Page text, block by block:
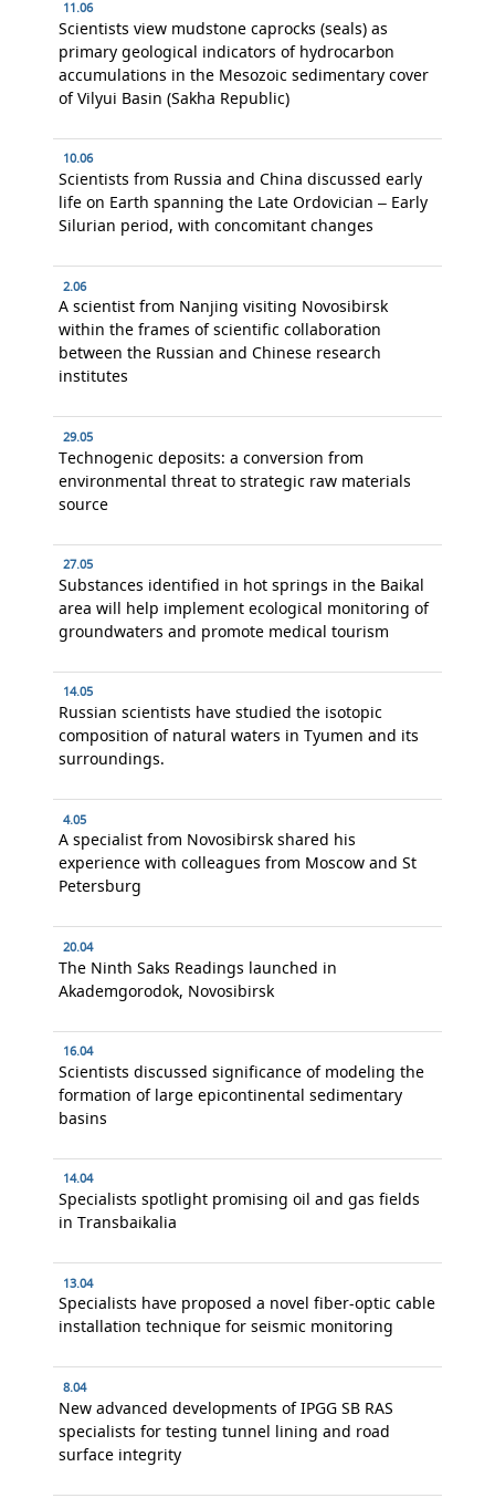
11.06
Scientists view mudstone caprocks (seals) as
primary geological indicators of hydrocarbon
accumulations in the Mesozoic sedimentary cover
of Vilyui Basin (Sakha Republic)
10.06
Scientists from Russia and China discussed early
life on Earth spanning the Late Ordovician – Early
Silurian period, with concomitant changes
2.06
A scientist from Nanjing visiting Novosibirsk
within the frames of scientific collaboration
between the Russian and Chinese research
institutes
29.05
Technogenic deposits: a conversion from
environmental threat to strategic raw materials
source
27.05
Substances identified in hot springs in the Baikal
area will help implement ecological monitoring of
groundwaters and promote medical tourism
14.05
Russian scientists have studied the isotopic
composition of natural waters in Tyumen and its
surroundings.
4.05
A specialist from Novosibirsk shared his
experience with colleagues from Moscow and St
Petersburg
20.04
The Ninth Saks Readings launched in
Akademgorodok, Novosibirsk
16.04
Scientists discussed significance of modeling the
formation of large epicontinental sedimentary
basins
14.04
Specialists spotlight promising oil and gas fields
in Transbaikalia
13.04
Specialists have proposed a novel fiber-optic cable
installation technique for seismic monitoring
8.04
New advanced developments of IPGG SB RAS
specialists for testing tunnel lining and road
surface integrity